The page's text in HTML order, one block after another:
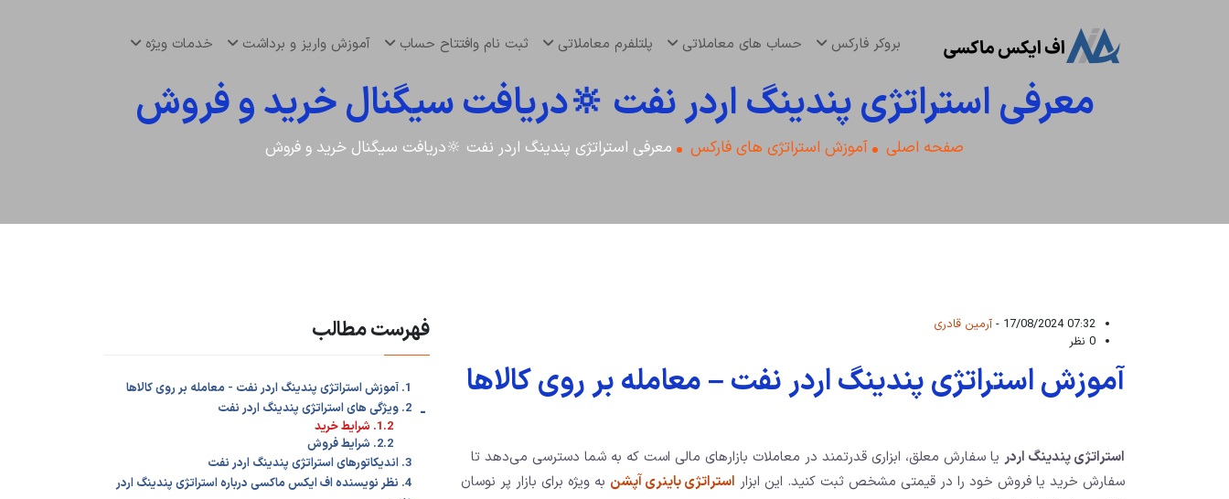
بروکر فارکس حساب های معاملاتی پلتلفرم معاملاتی ثبت نام وافتتاح حساب آموزش واریز و برداشت خدمات ویژه
معرفی استراتژی پندینگ اردر نفت 🔆دریافت سیگنال خرید و فروش
صفحه اصلی آموزش استراتژی های فارکس معرفی استراتژی پندینگ اردر نفت 🔆دریافت سیگنال خرید و فروش
07:32 17/08/2024 -
آرمین قادری
0 نظر
آموزش استراتژی پندینگ اردر نفت – معامله بر روی کالاها
استراتژی پندینگ اردر یا سفارش معلق، ابزاری قدرتمند در معاملات بازارهای مالی است که به شما دسترسی می‌دهد تا
سفارش خرید یا فروش خود را در قیمتی مشخص ثبت کنید. این ابزار استراتژی باینری آپشن به ویژه برای بازار پر نوسان
فهرست مطالب
1. آموزش استراتژی پندینگ اردر نفت - معامله بر روی کالاها
2. ویژگی های استراتژی پندینگ اردر نفت -
1.2. شرایط خرید
2.2. شرایط فروش
3. اندیکاتورهای استراتژی پندینگ اردر نفت
4. نظر نویسنده اف ایکس ماکسی درباره استراتژی پندینگ اردر